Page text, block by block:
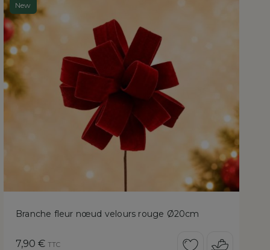
New
Branche fleur nœud velours rouge Ø20cm
Prix
7,90 € TTC